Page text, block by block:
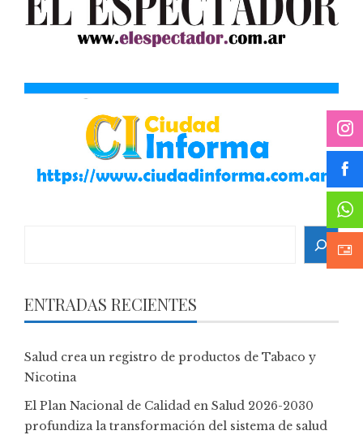
ENTRADAS RECIENTES
Salud crea un registro de productos de Tabaco y
Nicotina
El Plan Nacional de Calidad en Salud 2026-2030
profundiza la transformación del sistema de salud